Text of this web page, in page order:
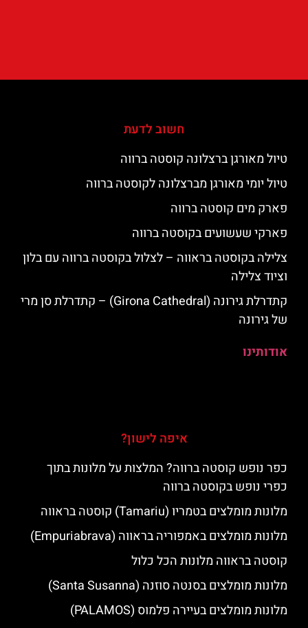
חשוב לדעת
טיול מאורגן ברצלונה קוסטה ברווה
טיול יומי מאורגן מברצלונה לקוסטה ברווה
פארק מים קוסטה ברווה
פארקי שעשועים בקוסטה ברווה
צלילה בקוסטה בראווה – לצלול בקוסטה ברווה עם בלון
וציוד צלילה
קתדרלת גירונה (Girona Cathedral) – קתדרלת סן מרי
של גירונה
אודותינו
איפה לישון?
כפר נופש קוסטה ברווה? המלצות על מלונות בתוך
כפרי נופש בקוסטה ברווה
מלונות מומלצים בטמריו (Tamariu) קוסטה בראווה
מלונות מומלצים באמפוריה בראווה (Empuriabrava)
קוסטה בראווה מלונות הכל כלול
מלונות מומלצים בסנטה סוזנה (Santa Susanna)
מלונות מומלצים בעיירה פלמוס (PALAMOS)